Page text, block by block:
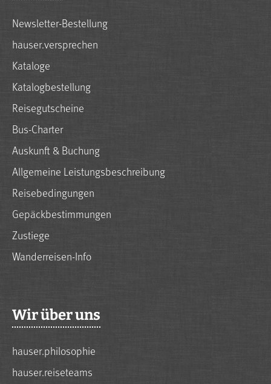
Newsletter-Bestellung
hauser.versprechen
Kataloge
Katalogbestellung
Reisegutscheine
Bus-Charter
Auskunft & Buchung
Allgemeine Leistungsbeschreibung
Reisebedingungen
Gepäckbestimmungen
Zustiege
Wanderreisen-Info
Wir über uns
hauser.philosophie
hauser.reiseteams